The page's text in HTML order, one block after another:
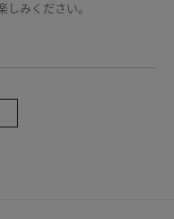
みください。